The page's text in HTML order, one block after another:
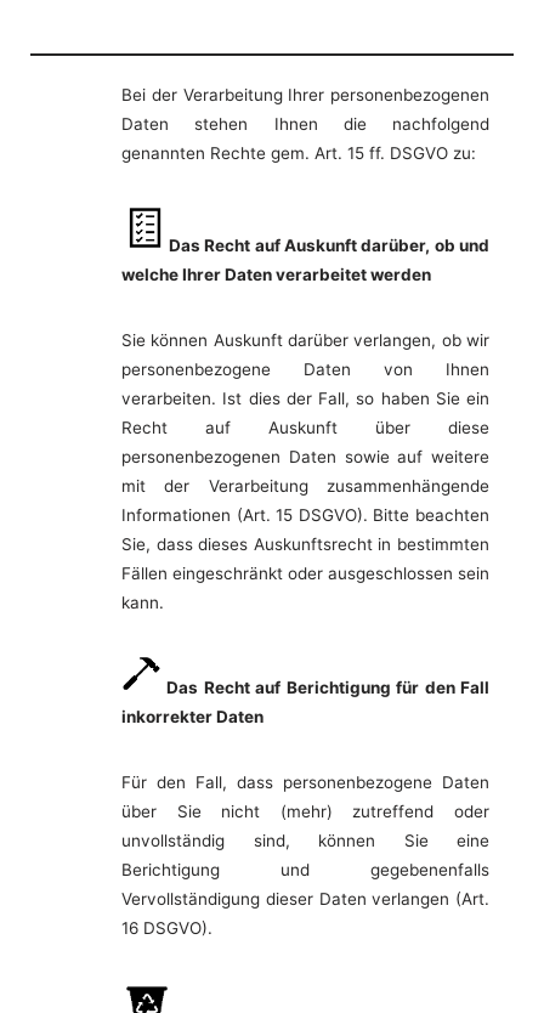
Bei der Verarbeitung Ihrer personenbezogenen
Daten stehen Ihnen die nachfolgend
genannten Rechte gem. Art. 15 ff. DSGVO zu:
Das Recht auf Auskunft darüber, ob und
welche Ihrer Daten verarbeitet werden
Sie können Auskunft darüber verlangen, ob wir
personenbezogene Daten von Ihnen
verarbeiten. Ist dies der Fall, so haben Sie ein
Recht auf Auskunft über diese
personenbezogenen Daten sowie auf weitere
mit der Verarbeitung zusammenhängende
Informationen (Art. 15 DSGVO). Bitte beachten
Sie, dass dieses Auskunftsrecht in bestimmten
Fällen eingeschränkt oder ausgeschlossen sein
kann.
Das Recht auf Berichtigung für den Fall
inkorrekter Daten
Für den Fall, dass personenbezogene Daten
über Sie nicht (mehr) zutreffend oder
unvollständig sind, können Sie eine
Berichtigung und gegebenenfalls
Vervollständigung dieser Daten verlangen (Art.
16 DSGVO).